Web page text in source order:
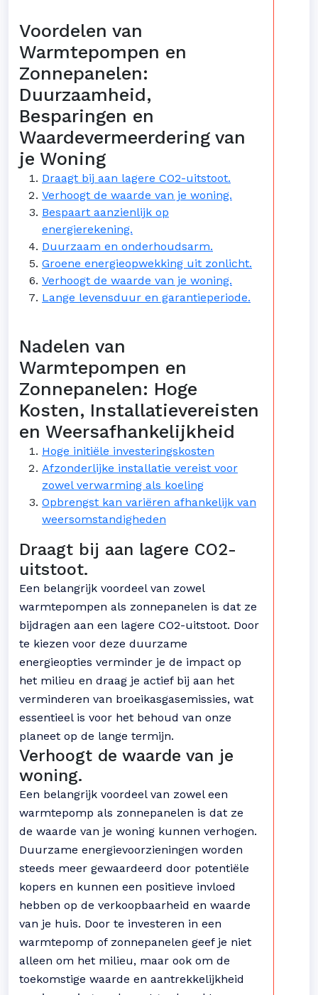
Voordelen van
Warmtepompen en
Zonnepanelen:
Duurzaamheid,
Besparingen en
Waardevermeerdering van
je Woning
Draagt bij aan lagere CO2-uitstoot.
Verhoogt de waarde van je woning.
Bespaart aanzienlijk op
energierekening.
Duurzaam en onderhoudsarm.
Groene energieopwekking uit zonlicht.
Verhoogt de waarde van je woning.
Lange levensduur en garantieperiode.
Nadelen van
Warmtepompen en
Zonnepanelen: Hoge
Kosten, Installatievereisten
en Weersafhankelijkheid
Hoge initiële investeringskosten
Afzonderlijke installatie vereist voor
zowel verwarming als koeling
Opbrengst kan variëren afhankelijk van
weersomstandigheden
Draagt bij aan lagere CO2-
uitstoot.
Een belangrijk voordeel van zowel
warmtepompen als zonnepanelen is dat ze
bijdragen aan een lagere CO2-uitstoot. Door
te kiezen voor deze duurzame
energieopties verminder je de impact op
het milieu en draag je actief bij aan het
verminderen van broeikasgasemissies, wat
essentieel is voor het behoud van onze
planeet op de lange termijn.
Verhoogt de waarde van je
woning.
Een belangrijk voordeel van zowel een
warmtepomp als zonnepanelen is dat ze
de waarde van je woning kunnen verhogen.
Duurzame energievoorzieningen worden
steeds meer gewaardeerd door potentiële
kopers en kunnen een positieve invloed
hebben op de verkoopbaarheid en waarde
van je huis. Door te investeren in een
warmtepomp of zonnepanelen geef je niet
alleen om het milieu, maar ook om de
toekomstige waarde en aantrekkelijkheid